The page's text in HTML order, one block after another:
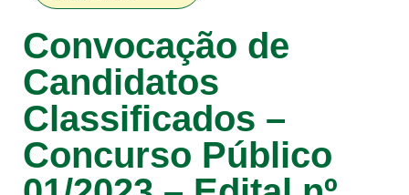
Convocação de
Candidatos
Classificados –
Concurso Público